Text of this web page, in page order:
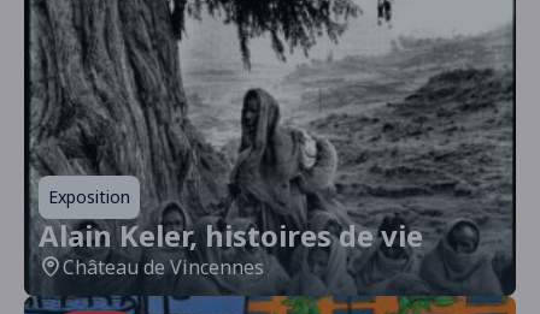
Exposition
Alain Keler, histoires de vie
Château de Vincennes